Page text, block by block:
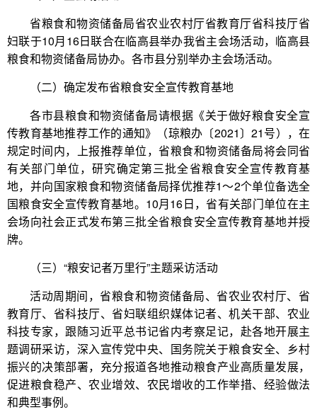
省粮食和物资储备局省农业农村厅省教育厅省科技厅省
妇联于10月16日联合在临高县举办我省主会场活动，临高县
粮食和物资储备局协办。各市县分别举办主会场活动。
（二）确定发布省粮食安全宣传教育基地
各市县粮食和物资储备局请根据《关于做好粮食安全宣
传教育基地推荐工作的通知》（琼粮办〔2021〕21号），在
规定时间内，上报推荐单位，省粮食和物资储备局将会同省
有关部门单位，研究确定第三批全省粮食安全宣传教育基
地，并向国家粮食和物资储备局择优推荐1～2个单位备选全
国粮食安全宣传教育基地。10月16日，省有关部门单位在主
会场向社会正式发布第三批全省粮食安全宣传教育基地并授
牌。
（三）“粮安记者万里行”主题采访活动
活动周期间，省粮食和物资储备局、省农业农村厅、省
教育厅、省科技厅、省妇联组织媒体记者、机关干部、农业
科技专家，跟随习近平总书记省内考察足记，赴各地开展主
题调研采访，深入宣传党中央、国务院关于粮食安全、乡村
振兴的决策部署，充分报道各地推动粮食产业高质量发展，
促进粮食稳产、农业增效、农民增收的工作举措、经验做法
和典型事例。